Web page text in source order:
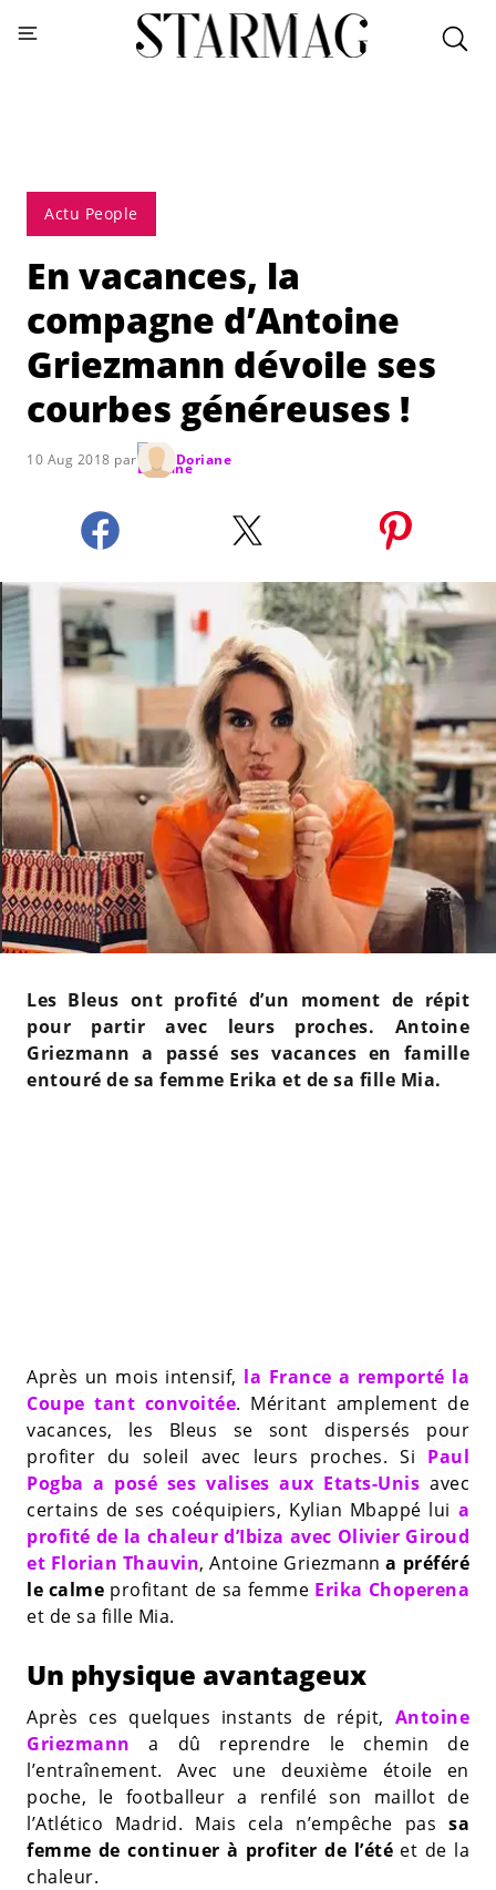
Actu People
En vacances, la
compagne d’Antoine
Griezmann dévoile ses
courbes généreuses !
10 Aug 2018 par Doriane
Les Bleus ont profité d’un moment de répit
pour partir avec leurs proches. Antoine
Griezmann a passé ses vacances en famille
entouré de sa femme Erika et de sa fille Mia.
Après un mois intensif, la France a remporté la
Coupe tant convoitée. Méritant amplement de
vacances, les Bleus se sont dispersés pour
profiter du soleil avec leurs proches. Si Paul
Pogba a posé ses valises aux Etats-Unis avec
certains de ses coéquipiers, Kylian Mbappé lui a
profité de la chaleur d’Ibiza avec Olivier Giroud
et Florian Thauvin, Antoine Griezmanna préféré
le calme profitant de sa femme Erika Choperena
et de sa fille Mia.
Un physique avantageux
Après ces quelques instants de répit, Antoine
Griezmann a dû reprendre le chemin de
l’entraînement. Avec une deuxième étoile en
poche, le footballeur a renfilé son maillot de
l’Atlético Madrid. Mais cela n’empêche pas sa
femme de continuer à profiter de l’été et de la
chaleur.